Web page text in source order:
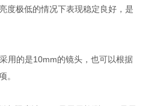
度极低的情况下表现稳定良好，是
用的是10mm的镜头，也可以根据
。